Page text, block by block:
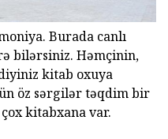
Burada canlı
bilərsiniz. Həmçinin,
kitab oxuya
öz sərgilər təqdim bir
kitabxana var.